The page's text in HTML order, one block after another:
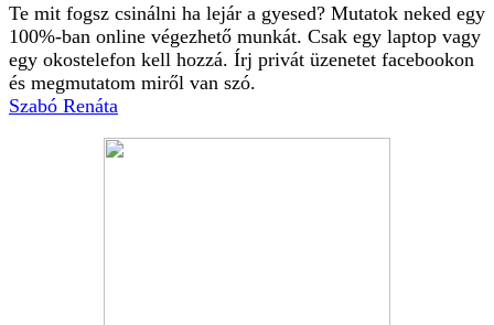
Te mit fogsz csinálni ha lejár a gyesed? Mutatok neked egy
100%-ban online végezhető munkát. Csak egy laptop vagy
egy okostelefon kell hozzá. Írj privát üzenetet facebookon
és megmutatom miről van szó.
Szabó Renáta